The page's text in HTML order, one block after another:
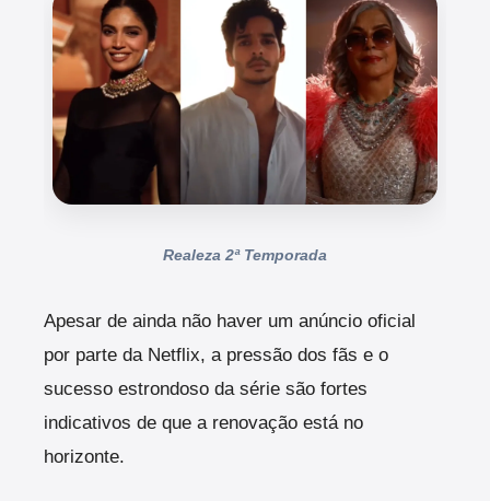
Realeza 2ª Temporada
Apesar de ainda não haver um anúncio oficial
por parte da Netflix, a pressão dos fãs e o
sucesso estrondoso da série são fortes
indicativos de que a renovação está no
horizonte.